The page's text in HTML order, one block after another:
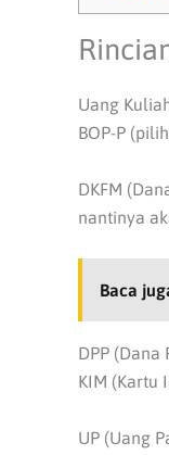
Uang
BOP-P
DKFM
nantinya
Baca
DPP
KIM (Kartu
UP (Uang